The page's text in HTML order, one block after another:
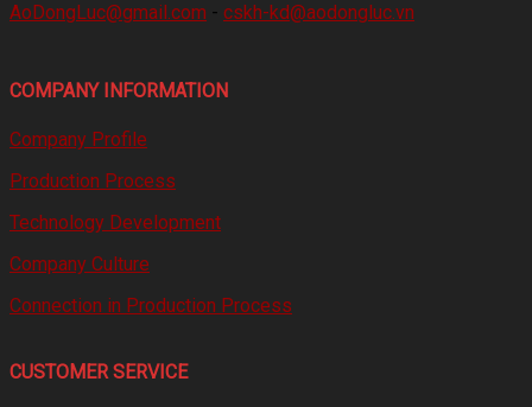
AoDongLuc@gmail.com - cskh-kd@aodongluc.vn
COMPANY INFORMATION
Company Profile
Production Process
Technology Development
Company Culture
Connection in Production Process
CUSTOMER SERVICE